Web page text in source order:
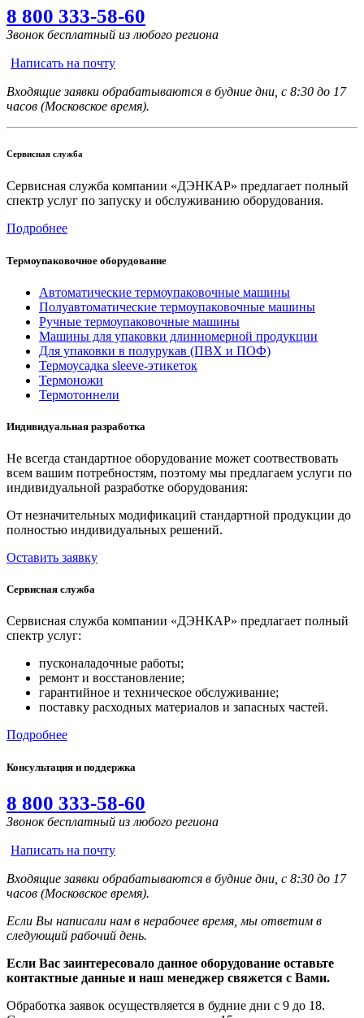
8 800 333-58-60
Звонок бесплатный из любого региона
Написать на почту
Входящие заявки обрабатываются в будние дни, с 8:30 до 17
часов (Московское время).
Сервисная служба
Сервисная служба компании «ДЭНКАР» предлагает полный
спектр услуг по запуску и обслуживанию оборудования.
Подробнее
Термоупаковочное оборудование
Автоматические термоупаковочные машины
Полуавтоматические термоупаковочные машины
Ручные термоупаковочные машины
Машины для упаковки длинномерной продукции
Для упаковки в полурукав (ПВХ и ПОФ)
Термоусадка sleeve-этикеток
Термоножи
Термотоннели
Индивидуальная разработка
Не всегда стандартное оборудование может соотвествовать
всем вашим потребностям, поэтому мы предлагаем услуги по
индивидуальной разработке оборудования:
От незначительных модификаций стандартной продукции до
полностью индивидуальных решений.
Оставить заявку
Сервисная служба
Сервисная служба компании «ДЭНКАР» предлагает полный
спектр услуг:
пусконаладочные работы;
ремонт и восстановление;
гарантийное и техническое обслуживание;
поставку расходных материалов и запасных частей.
Подробнее
Консультация и поддержка
8 800 333-58-60
Звонок бесплатный из любого региона
Написать на почту
Входящие заявки обрабатываются в будние дни, с 8:30 до 17
часов (Московское время).
Если Вы написали нам в нерабочее время, мы ответим в
следующий рабочий день.
Если Вас заинтересовало данное оборудование оставьте
контактные данные и наш менеджер свяжется с Вами.
Обработка заявок осуществляется в будние дни с 9 до 18.